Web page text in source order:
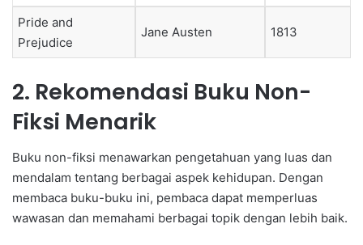
Pride and
Prejudice
Jane Austen 1813
2. Rekomendasi Buku Non-
Fiksi Menarik
Buku non-fiksi menawarkan pengetahuan yang luas dan
mendalam tentang berbagai aspek kehidupan. Dengan
membaca buku-buku ini, pembaca dapat memperluas
wawasan dan memahami berbagai topik dengan lebih baik.